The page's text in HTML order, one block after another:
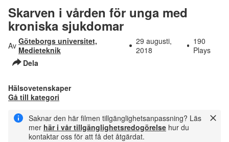
Skarven i vården för unga med
kroniska sjukdomar
Av Göteborgs universitet,
Medieteknik
29 augusti,
2018
190
Plays
Dela
Hälsovetenskaper
Gå till kategori
Saknar den här filmen tillgänglighetsanpassning? Läs
mer här i vår tillgänglighetsredogörelse hur du
kontaktar oss för att få det åtgärdat.